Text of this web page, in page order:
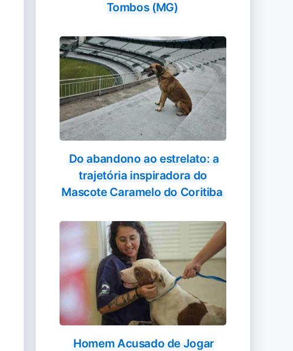
Tombos (MG)
Do abandono ao estrelato: a
trajetória inspiradora do
Mascote Caramelo do Coritiba
Homem Acusado de Jogar